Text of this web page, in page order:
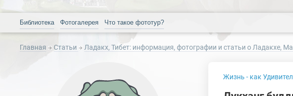
Библиотека Фотогалерея Что такое фототур?
Главная Статьи Ладакх, Тибет: информация, фотографии и статьи о Ладакхе,
Жизнь - как